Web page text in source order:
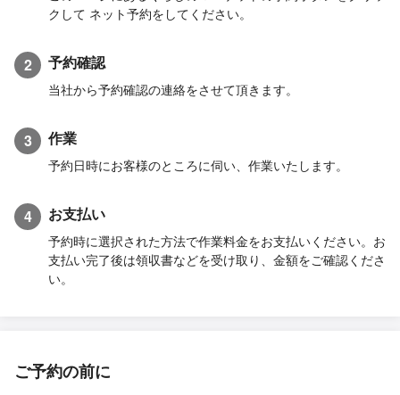
クして ネット予約をしてください。
2 予約確認
当社から予約確認の連絡をさせて頂きます。
3 作業
予約日時にお客様のところに伺い、作業いたします。
4 お支払い
予約時に選択された方法で作業料金をお支払いください。お
支払い完了後は領収書などを受け取り、金額をご確認くださ
い。
ご予約の前に